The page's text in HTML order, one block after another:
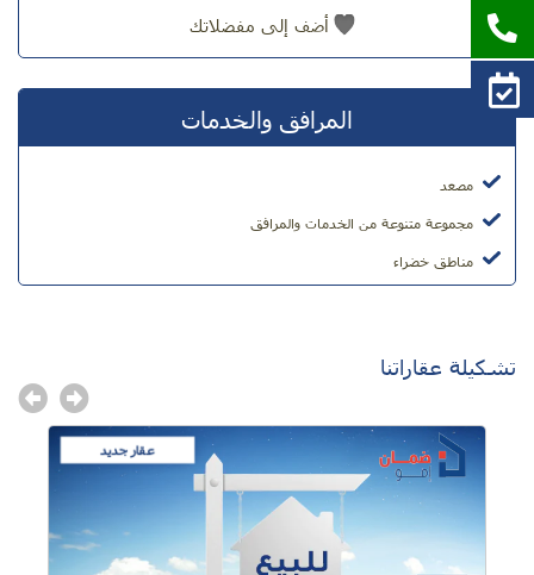
أضف إلى مفضلاتك
المرافق والخدمات
مصعد
مجموعة متنوعة من الخدمات والمرافق
مناطق خضراء
تشكيلة عقاراتنا
عقار جديد